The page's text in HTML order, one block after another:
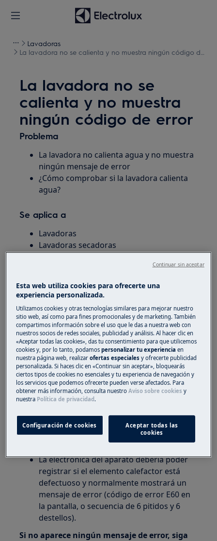
Lavadoras
La lavadora no se calienta y no muestra ningún código de
La lavadora no se
calienta y no muestra
ningún código de error
Problema
La lavadora no calienta agua y no muestra
ningún mensaje de error
¿Cómo comprobar si la lavadora calienta
agua?
Se aplica a
Lavadoras
Lavadoras secadoras
Si la lavadora no calienta y no muestra un
mensaje de error, consulte las sugerencias a
continuación para obtener instrucciones
paso a paso.
Los electrodomésticos modernos lavan a
temperaturas más bajas y, si la máquina ha
reemplazado a un modelo más antiguo, es
posible que no caliente a una temperatura
tan alta como la anterior.
El enjuague final generalmente es frío, por
lo que la ropa que sale de la máquina al
final del programa se sentirá fría cuando la
saque de la lavadora.
Esto es normal y no
La electrónica del aparato debería poder
registrar si el elemento calefactor está
defectuoso y normalmente mostrará un
mensaje de error (código de error E60 en
la pantalla, o secuencia de 6 pitidos y 6
destellos).
Si no aparece ningún mensaje de error, siga
Esta web utiliza cookies para ofrecerte una
experiencia personalizada.
Utilizamos cookies y otras tecnologías similares para mejorar nuestro
sitio web, así como para fines promocionales y de marketing. También
compartimos información sobre el uso que le das a nuestra web con
nuestros socios de redes sociales, publicidad y análisis. Al hacer clic en
«Aceptar todas las cookies», das tu consentimiento para que utilicemos
cookies y, por lo tanto, podamospersonalizar tu experienciaen
nuestra página web, realizarofertas especiales y ofrecerte publicidad
personalizada. Si haces clic en «Continuar sin aceptar», bloquearás
ciertos tipos de cookies no esenciales y tu experiencia de navegación y
los servicios que podemos ofrecerte pueden verse afectados. Para
obtener más información, consulta nuestroAviso sobre cookies y
nuestra Política de privacidad.
Configuración de cookies
Aceptar todas las
cookies
Continuar sin aceptar